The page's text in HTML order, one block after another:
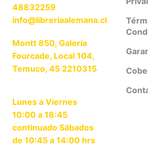
48832259
info@libreriaalemana.cl
Montt 850, Galería
Fourcade, Local 104,
Temuco, 45 2210315
Lunes a Viernes
10:00 a 18:45
continuado Sábados
de 10:45 a 14:00 hrs